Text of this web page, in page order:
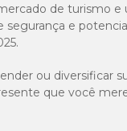
de turismo
segurança e
ou diversificar
que você